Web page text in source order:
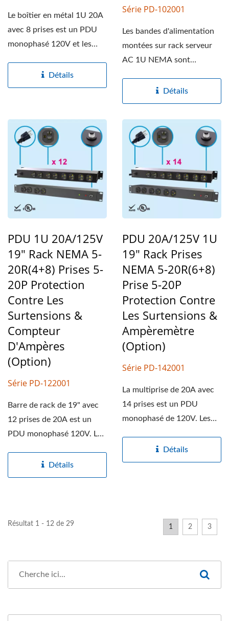
Le boîtier en métal 1U 20A
avec 8 prises est un PDU
monophasé 120V et les
Détails
Série PD-102001
Les bandes d'alimentation
montées sur rack serveur
AC 1U NEMA sont
Détails
PDU 1U 20A/125V
19" Rack NEMA 5-
20R(4+8) Prises 5-
20P Protection
Contre Les
Surtensions &
Compteur
D'Ampères
(option)
Série PD-122001
Barre de rack de 19" avec
12 prises de 20A est un
PDU monophasé 120V. Les
Détails
PDU 20A/125V 1U
19" Rack Prises
NEMA 5-20R(6+8)
Prise 5-20P
Protection Contre
Les Surtensions &
Ampèremètre
(option)
Série PD-142001
La multiprise de 20A avec
14 prises est un PDU
monophasé de 120V. Les
Détails
Résultat 1 - 12 de 29 1 2 3